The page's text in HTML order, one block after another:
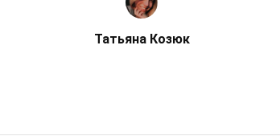
Татьяна Козюк